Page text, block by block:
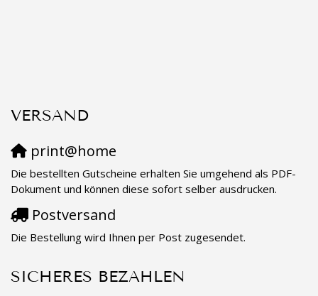
VERSAND
print@home
Die bestellten Gutscheine erhalten Sie umgehend als PDF-
Dokument und können diese sofort selber ausdrucken.
Postversand
Die Bestellung wird Ihnen per Post zugesendet.
SICHERES BEZAHLEN